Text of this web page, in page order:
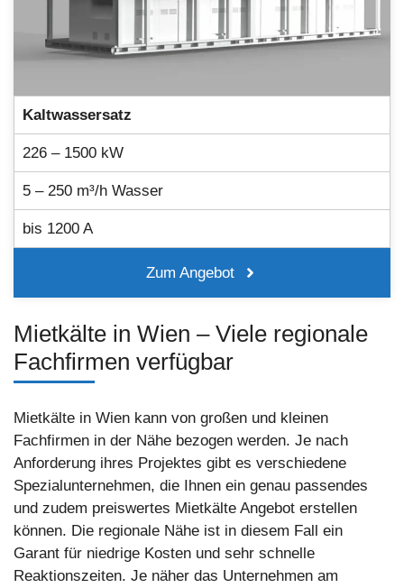
Kaltwassersatz
226 – 1500 kW
5 – 250 m³/h Wasser
bis 1200 A
Zum Angebot
Mietkälte in Wien – Viele regionale
Fachfirmen verfügbar
Mietkälte in Wien kann von großen und kleinen
Fachfirmen in der Nähe bezogen werden. Je nach
Anforderung ihres Projektes gibt es verschiedene
Spezialunternehmen, die Ihnen ein genau passendes
und zudem preiswertes Mietkälte Angebot erstellen
können. Die regionale Nähe ist in diesem Fall ein
Garant für niedrige Kosten und sehr schnelle
Reaktionszeiten. Je näher das Unternehmen am